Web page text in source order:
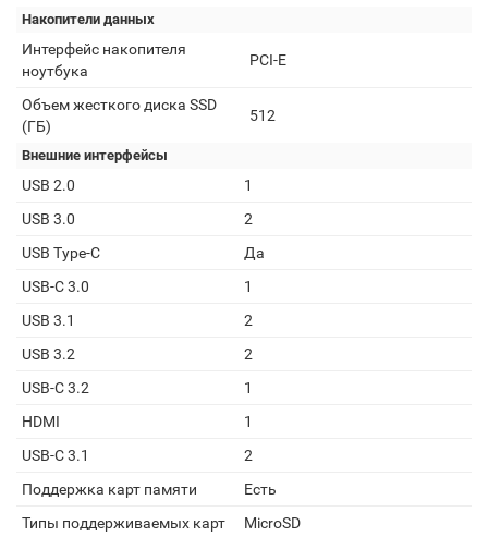
Накопители данных
Интерфейс накопителя
ноутбука
PCI-E
Объем жесткого диска SSD
(ГБ)
512
Внешние интерфейсы
USB 2.0
1
USB 3.0
2
USB Type-C
Да
USB-C 3.0
1
USB 3.1
2
USB 3.2
2
USB-C 3.2
1
HDMI
1
USB-C 3.1
2
Поддержка карт памяти
Есть
Типы поддерживаемых карт
MicroSD